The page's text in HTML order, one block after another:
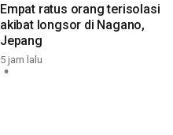
Empat ratus orang terisolasi
akibat longsor di Nagano,
Jepang
5 jam lalu